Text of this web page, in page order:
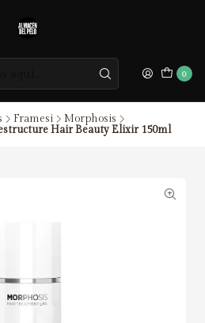
0
Framesi
Morphosis
Hair Beauty Elixir 150ml